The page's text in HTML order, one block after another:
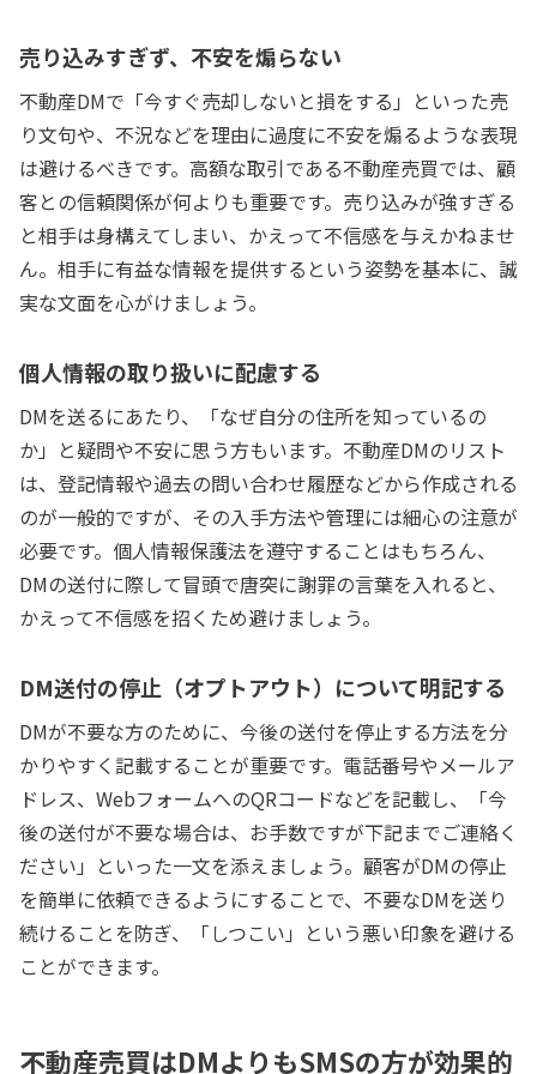
売り込みすぎず、不安を煽らない
不動産DMで「今すぐ売却しないと損をする」といった売
り文句や、不況などを理由に過度に不安を煽るような表現
は避けるべきです。高額な取引である不動産売買では、顧
客との信頼関係が何よりも重要です。売り込みが強すぎる
と相手は身構えてしまい、かえって不信感を与えかねませ
ん。相手に有益な情報を提供するという姿勢を基本に、誠
実な文面を心がけましょう。
個人情報の取り扱いに配慮する
DMを送るにあたり、「なぜ自分の住所を知っているの
か」と疑問や不安に思う方もいます。不動産DMのリスト
は、登記情報や過去の問い合わせ履歴などから作成される
のが一般的ですが、その入手方法や管理には細心の注意が
必要です。個人情報保護法を遵守することはもちろん、
DMの送付に際して冒頭で唐突に謝罪の言葉を入れると、
かえって不信感を招くため避けましょう。
DM送付の停止（オプトアウト）について明記する
DMが不要な方のために、今後の送付を停止する方法を分
かりやすく記載することが重要です。電話番号やメールア
ドレス、WebフォームへのQRコードなどを記載し、「今
後の送付が不要な場合は、お手数ですが下記までご連絡く
ださい」といった一文を添えましょう。顧客がDMの停止
を簡単に依頼できるようにすることで、不要なDMを送り
続けることを防ぎ、「しつこい」という悪い印象を避ける
ことができます。
不動産売買はDMよりもSMSの方が効果的